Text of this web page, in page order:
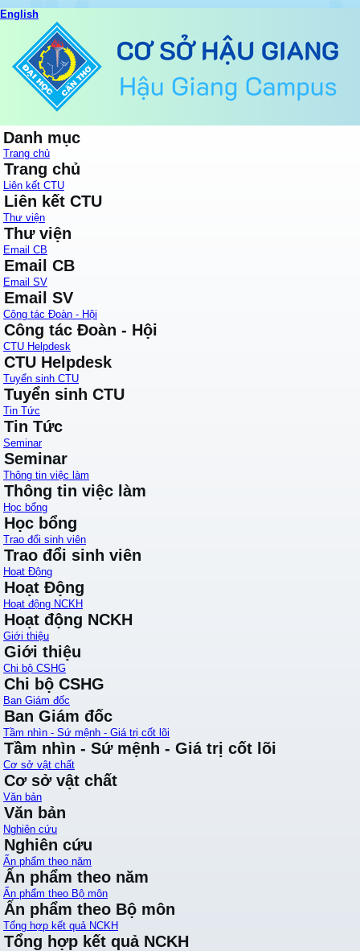
English
Danh mục
Trang chủ
Trang chủ
Liên kết CTU
Liên kết CTU
Thư viện
Thư viện
Email CB
Email CB
Email SV
Email SV
Công tác Đoàn - Hội
Công tác Đoàn - Hội
CTU Helpdesk
CTU Helpdesk
Tuyển sinh CTU
Tuyển sinh CTU
Tin Tức
Tin Tức
Seminar
Seminar
Thông tin việc làm
Thông tin việc làm
Học bổng
Học bổng
Trao đổi sinh viên
Trao đổi sinh viên
Hoạt Động
Hoạt Động
Hoạt động NCKH
Hoạt động NCKH
Giới thiệu
Giới thiệu
Chi bộ CSHG
Chi bộ CSHG
Ban Giám đốc
Ban Giám đốc
Tầm nhìn - Sứ mệnh - Giá trị cốt lõi
Tầm nhìn - Sứ mệnh - Giá trị cốt lõi
Cơ sở vật chất
Cơ sở vật chất
Văn bản
Văn bản
Nghiên cứu
Nghiên cứu
Ấn phẩm theo năm
Ấn phẩm theo năm
Ấn phẩm theo Bộ môn
Ấn phẩm theo Bộ môn
Tổng hợp kết quả NCKH
Tổng hợp kết quả NCKH